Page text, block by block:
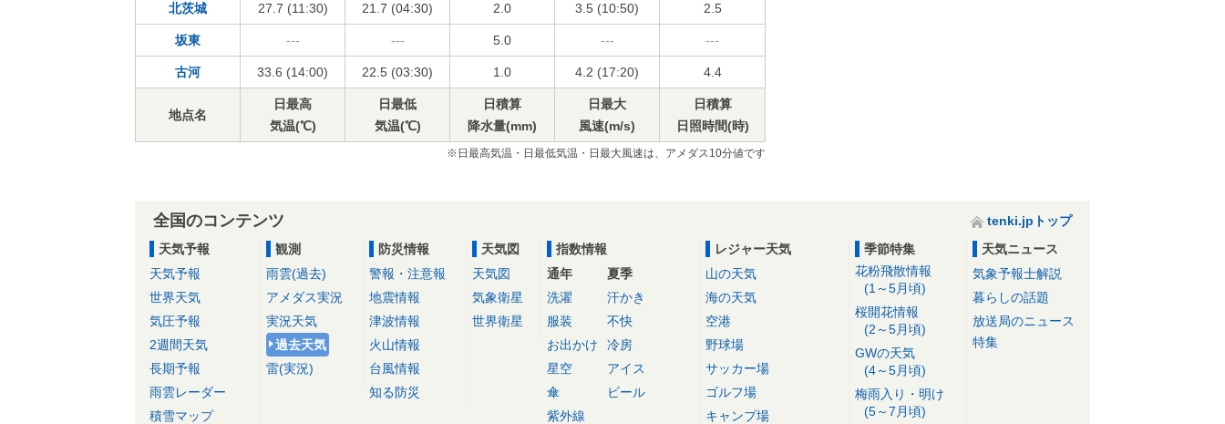
北茨城 27.7 (11:30) 21.7 (04:30) 2.0 3.5 (10:50) 2.5
坂東 --- --- 5.0 --- ---
古河 33.6 (14:00) 22.5 (03:30) 1.0 4.2 (17:20) 4.4
地点名
日最高
気温(℃)
日最低
気温(℃)
日積算
降水量(mm)
日最大
風速(m/s)
日積算
日照時間(時)
※日最高気温・日最低気温・日最大風速は、アメダス10分値です
全国のコンテンツ
tenki.jpトップ
天気予報
天気予報
世界天気
気圧予報
2週間天気
長期予報
雨雲レーダー
積雪マップ
観測
雨雲(過去)
アメダス実況
実況天気
過去天気
雷(実況)
防災情報
警報・注意報
地震情報
津波情報
火山情報
台風情報
知る防災
天気図
天気図
気象衛星
世界衛星
指数情報
通年
洗濯
服装
お出かけ
星空
傘
紫外線
夏季
汗かき
不快
冷房
アイス
ビール
レジャー天気
山の天気
海の天気
空港
野球場
サッカー場
ゴルフ場
キャンプ場
季節特集
花粉飛散情報
(1～5月頃)
桜開花情報
(2～5月頃)
GWの天気
(4～5月頃)
梅雨入り・明け
(5～7月頃)
天気ニュース
気象予報士解説
暮らしの話題
放送局のニュース
特集